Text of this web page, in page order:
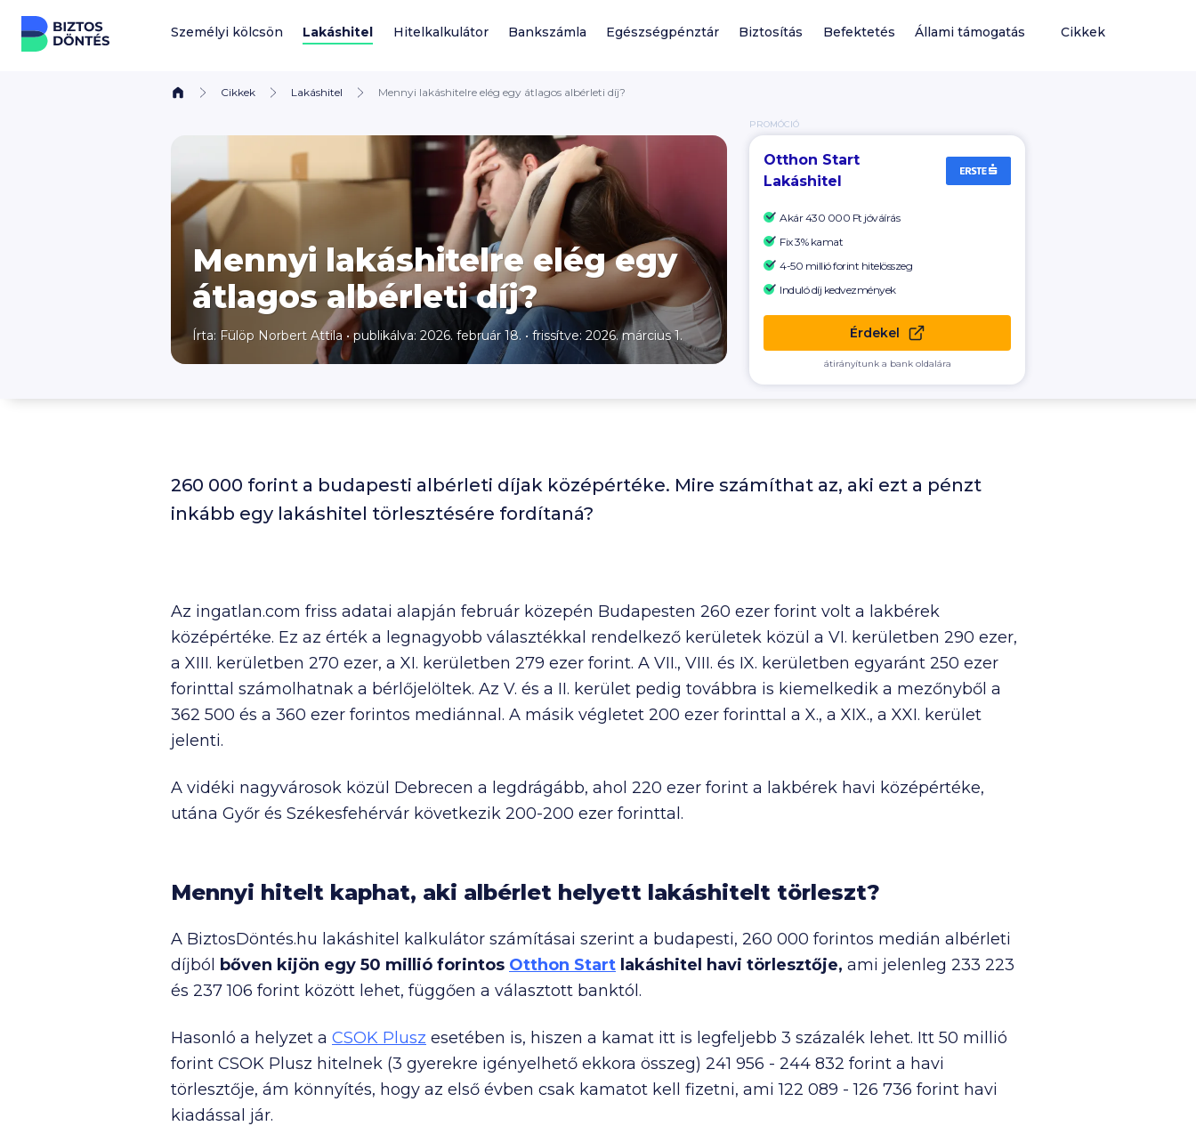
Ugrás a tartalomhoz
Személyi kölcsön Lakáshitel Hitelkalkulátor Bankszámla Egészségpénztár Biztosítás Befektetés Állami támogatás Cikkek
Cikkek Lakáshitel Mennyi lakáshitelre elég egy átlagos albérleti díj?
Mennyi lakáshitelre elég egy
átlagos albérleti díj?
Írta: Fülöp Norbert Attila •publikálva: 2026. február 18. • frissítve: 2026. március 1.
PROMÓCIÓ
Otthon Start
Lakáshitel
Akár430 000 Ft jóváírás
Fix 3% kamat
4-50 millió forint hitelösszeg
Induló díj kedvezmények
Érdekel
átirányítunk a bank oldalára
260 000 forint a budapesti albérleti díjak középértéke. Mire számíthat az, aki ezt a pénzt
inkább egy lakáshitel törlesztésére fordítaná?
Az ingatlan.com friss adatai alapján február közepén Budapesten 260 ezer forint volt a lakbérek
középértéke. Ez az érték a legnagyobb választékkal rendelkező kerületek közül a VI. kerületben 290 ezer,
a XIII. kerületben 270 ezer, a XI. kerületben 279 ezer forint. A VII., VIII. és IX. kerületben egyaránt 250 ezer
forinttal számolhatnak a bérlőjelöltek. Az V. és a II. kerület pedig továbbra is kiemelkedik a mezőnyből a
362 500 és a 360 ezer forintos mediánnal. A másik végletet 200 ezer forinttal a X., a XIX., a XXI. kerület
jelenti.
A vidéki nagyvárosok közül Debrecen a legdrágább, ahol 220 ezer forint a lakbérek havi középértéke,
utána Győr és Székesfehérvár következik 200-200 ezer forinttal.
Mennyi hitelt kaphat, aki albérlet helyett lakáshitelt törleszt?
A BiztosDöntés.hu lakáshitel kalkulátor számításai szerint a budapesti, 260 000 forintos medián albérleti
díjból
bőven kijön egy 50 millió forintos Otthon Start lakáshitel havi törlesztője, ami jelenleg 233 223
és 237 106 forint között lehet, függően a választott banktól.
Hasonló a helyzet a CSOK Plusz esetében is, hiszen a kamat itt is legfeljebb 3 százalék lehet. Itt 50 millió
forint CSOK Plusz hitelnek (3 gyerekre igényelhető ekkora összeg) 241 956 - 244 832 forint a havi
törlesztője, ám könnyítés, hogy az első évben csak kamatot kell fizetni, ami122 089 -126 736 forint havi
kiadással jár.